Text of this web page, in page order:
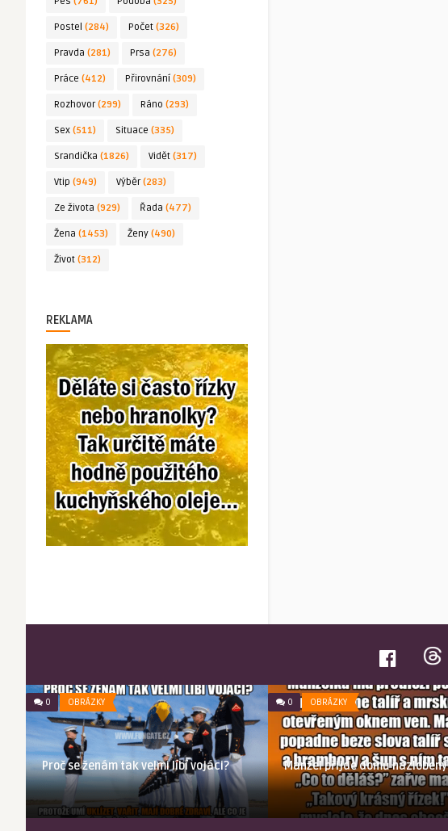
Postel (284) Počet (326)
Pravda (281) Prsa (276)
Práce (412) Přirovnání (309)
Rozhovor(299) Ráno (293)
Sex (511) Situace (335)
Srandička (1826) Vidět (317)
Vtip (949) Výběr(283)
Ze života (929) Řada (477)
Žena (1453) Ženy (490)
Život (312)
REKLAMA
0 OBRÁZKY
Proč se ženám tak velmi líbí vojáci?
0 OBRÁZKY
Manžel přijde domů nazlobený